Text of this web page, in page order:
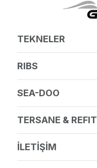
TEKNELER
RIBS
SEA-DOO
TERSANE & REFIT
İLETİŞİM